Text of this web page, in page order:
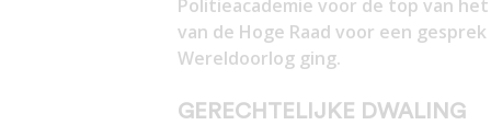
Politieacademie voor de top van
van de Hoge Raad voor een
Wereldoorlog ging.
GERECHTELIJKE DWALING